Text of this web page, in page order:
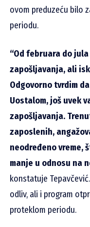
ovom preduzeću bilo
periodu.
“Od februara do
zapošljavanja, ali
Odgovorno tvrdim
Uostalom, još uvek
zapošljavanja.
zaposlenih,
neodređeno vreme,
manje u odnosu na
konstatuje
odliv, ali i program
proteklom periodu.